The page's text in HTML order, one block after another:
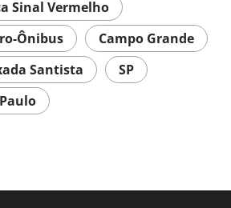
Sinal Vermelho
Ônibus
Campo Grande
Santista
SP